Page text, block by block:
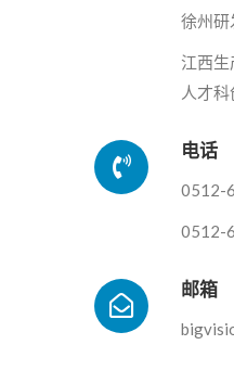
徐州研
江西
人才科
电话
0512-
0512-
邮箱